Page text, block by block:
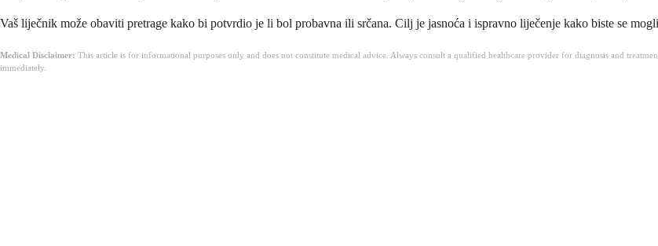
Vaš liječnik može obaviti pretrage kako bi potvrdio je li bol probavna ili srčana. Cilj je jasnoća i ispravno liječenje kako biste se
Medical Disclaimer: This article is for informational purposes only and does not constitute medical advice. Always consult a qualified healthcare provider for diagnosis and
immediately.